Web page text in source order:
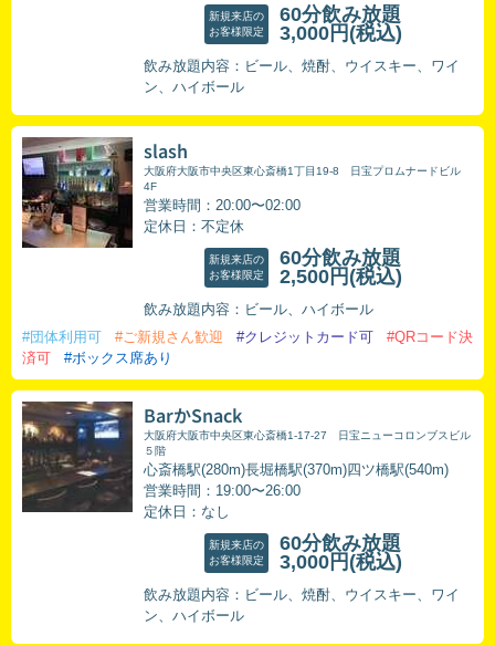
新規来店の
お客様限定
60分飲み放題
3,000円 (税込)
飲み放題内容：ビール、焼酎、ウイスキー、ワイ
ン、ハイボール
slash
大阪府大阪市中央区東心斎橋1丁目19-8 日宝プロムナードビル
4F
営業時間：20:00〜02:00
定休日：不定休
新規来店の
お客様限定
60分飲み放題
2,500円 (税込)
飲み放題内容：ビール、ハイボール
#団体利用可
#ご新規さん歓迎 #クレジットカード可
#QRコード決
済可
#ボックス席あり
BarかSnack
大阪府大阪市中央区東心斎橋1-17-27 日宝ニューコロンブスビル
５階
心斎橋駅(280m)長堀橋駅(370m)四ツ橋駅(540m)
営業時間：19:00〜26:00
定休日：なし
新規来店の
お客様限定
60分飲み放題
3,000円 (税込)
飲み放題内容：ビール、焼酎、ウイスキー、ワイ
ン、ハイボール